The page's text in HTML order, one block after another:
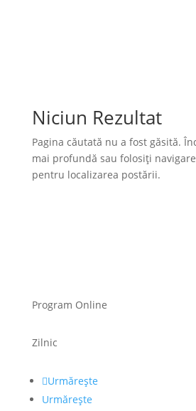
Niciun Rezultat
Pagina căutată nu a fost găsită.
mai profundă sau folosiți
pentru localizarea postării.
Program Online
Zilnic
Urmărește
Urmărește